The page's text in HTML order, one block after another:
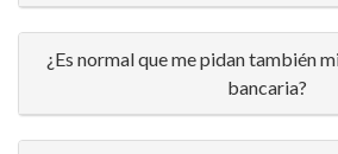
¿Es normal que me pidan también
bancaria?